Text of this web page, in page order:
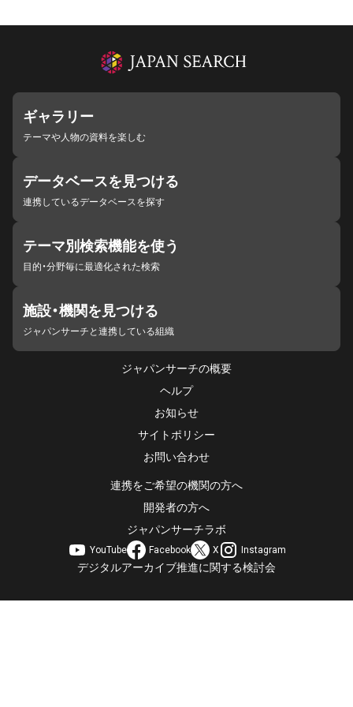
ギャラリー
テーマや人物の資料を楽しむ
データベースを見つける
連携しているデータベースを探す
テーマ別検索機能を使う
目的・分野毎に最適化された検索
施設・機関を見つける
ジャパンサーチと連携している組織
ジャパンサーチの概要
ヘルプ
お知らせ
サイトポリシー
お問い合わせ
連携をご希望の機関の方へ
開発者の方へ
ジャパンサーチラボ
YouTube Facebook X Instagram
デジタルアーカイブ推進に関する検討会